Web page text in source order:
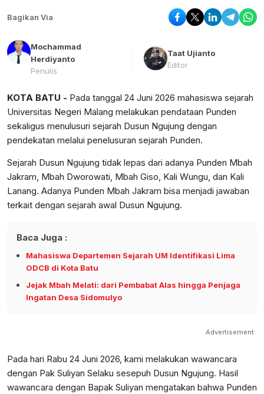
Bagikan Via
Mochammad
Herdiyanto
Penulis
Taat Ujianto
Editor
KOTA BATU - Pada tanggal 24 Juni 2026 mahasiswa sejarah
Universitas Negeri Malang melakukan pendataan Punden
sekaligus menulusuri sejarah Dusun Ngujung dengan
pendekatan melalui penelusuran sejarah Punden.
Sejarah Dusun Ngujung tidak lepas dari adanya Punden Mbah
Jakram, Mbah Dworowati, Mbah Giso, Kali Wungu, dan Kali
Lanang. Adanya Punden Mbah Jakram bisa menjadi jawaban
terkait dengan sejarah awal Dusun Ngujung.
Baca Juga :
Mahasiswa Departemen Sejarah UM Identifikasi Lima
ODCB di Kota Batu
Jejak Mbah Melati: dari Pembabat Alas hingga Penjaga
Ingatan Desa Sidomulyo
Advertisement
Pada hari Rabu 24 Juni 2026, kami melakukan wawancara
dengan Pak Suliyan Selaku sesepuh Dusun Ngujung. Hasil
wawancara dengan Bapak Suliyan mengatakan bahwa Punden